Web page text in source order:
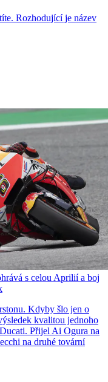
Rozhodující je název
s celou Aprilií a boj
Kdyby šlo jen o
kvalitou jednoho
Přijel Ai Ogura na
na druhé tovární